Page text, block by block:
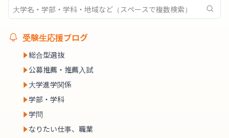
受験生応援ブログ
総合型選抜
公募推薦・推薦入試
大学進学関係
学部・学科
学問
なりたい仕事、職業